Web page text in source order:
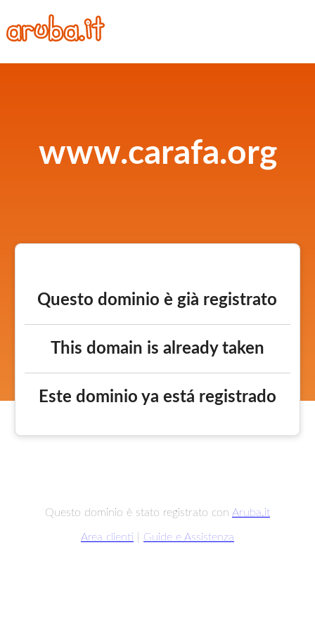
www.carafa.org
Questo dominio è già registrato
This domain is already taken
Este dominio ya está registrado
Questo dominio è stato registrato con Aruba.it
Area clienti Guide e Assistenza